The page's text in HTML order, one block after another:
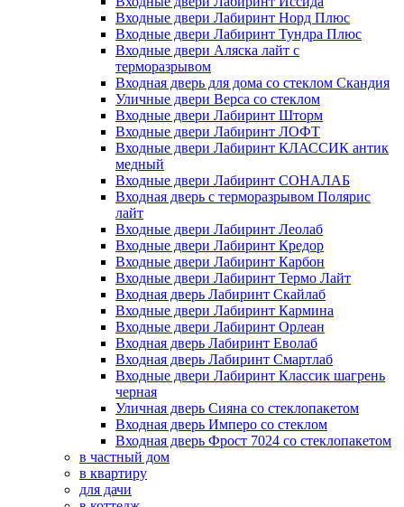
Входные двери Лабиринт Норд Плюс
Входные двери Лабиринт Тундра Плюс
Входные двери Аляска лайт с
терморазрывом
Входная дверь для дома со стеклом Скандия
Уличные двери Верса со стеклом
Входные двери Лабиринт Шторм
Входные двери Лабиринт ЛОФТ
Входные двери Лабиринт КЛАССИК антик
медный
Входные двери Лабиринт СОНАЛАБ
Входная дверь с терморазрывом Полярис
лайт
Входные двери Лабиринт Леолаб
Входные двери Лабиринт Кредор
Входные двери Лабиринт Карбон
Входные двери Лабиринт Термо Лайт
Входная дверь Лабиринт Скайлаб
Входные двери Лабиринт Кармина
Входные двери Лабиринт Орлеан
Входная дверь Лабиринт Еволаб
Входная дверь Лабиринт Смартлаб
Входные двери Лабиринт Классик шагрень
черная
Уличная дверь Сияна со стеклопакетом
Входная дверь Имперо со стеклом
Входная дверь Фрост 7024 со стеклопакетом
в частный дом
в квартиру
для дачи